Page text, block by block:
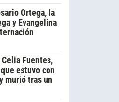
Ortega, la
y Evangelina
Fuentes,
estuvo con
murió tras un